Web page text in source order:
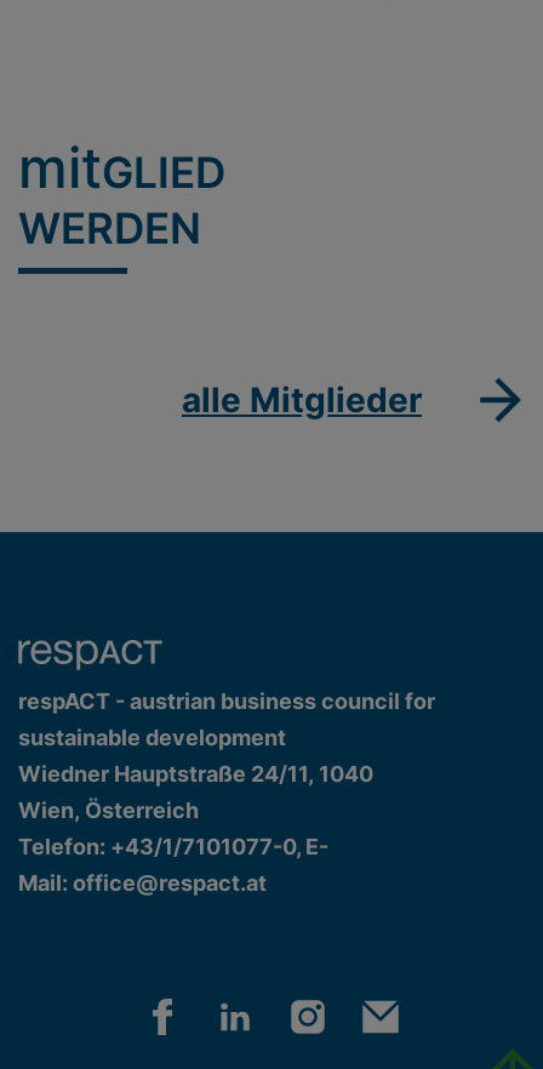
mitGLIED
WERDEN
alle Mitglieder
respACT - austrian business council for
sustainable development
Wiedner Hauptstraße 24/11, 1040
Wien, Österreich
Telefon: +43/1/7101077-0, E-
Mail: office@respact.at